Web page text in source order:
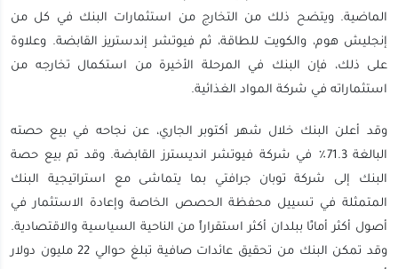
الماضية. ويتضح ذلك من التخارج من استثمارات البنك في كل من
إنجليش هوم، والكويت للطاقة، ثم فيوتشر إندستريز القابضة. وعلاوة
على ذلك، فإن البنك في المرحلة الأخيرة من استكمال تخارجه من
استثماراته في شركة المواد الغذائية.
وقد أعلن البنك خلال شهر أكتوبر الجاري، عن نجاحه في بيع حصته
البالغة 71.3٪ في شركة فيوتشر انديسترز القابضة. وقد تم بيع حصة
البنك إلى شركة توبان جرافتي بما يتماشى مع استراتيجية البنك
المتمثلة في تسييل محفظة الحصص الخاصة وإعادة الاستثمار في
أصول أكثر أمانًا ببلدان أكثر استقراراً من الناحية السياسية والاقتصادية.
وقد تمكن البنك من تحقيق عائدات صافية تبلغ حوالي 22 مليون دولار